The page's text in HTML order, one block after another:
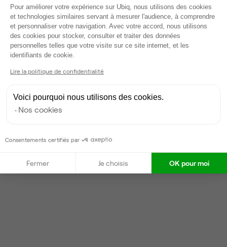
Voir tout
Gestionnaire de l'espace
Répond en quelques heures
Taux de réponse : 80%
Plateforme de Gestion du
Pour améliorer votre expérience sur Ubiq, nous utilisons des cookies
et technologies similaires servant à mesurer l'audience, à comprendre
et personnaliser votre navigation. Avec votre accord, nous utilisons
des cookies pour stocker, consulter et traiter des données
personnelles telles que votre visite sur ce site internet, et les
identifiants de cookie.
Lire la politique de confidentialité
Voici pourquoi nous utilisons des cookies.
Nos cookies
Consentements certifiés par
Fermer Je choisis OK pour moi